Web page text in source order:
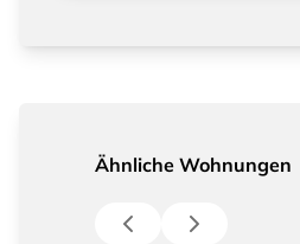
Ähnliche Wohnungen